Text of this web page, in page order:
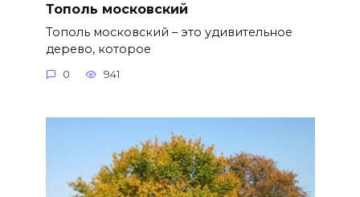
Тополь московский
Тополь московский – это удивительное
дерево, которое
0 941